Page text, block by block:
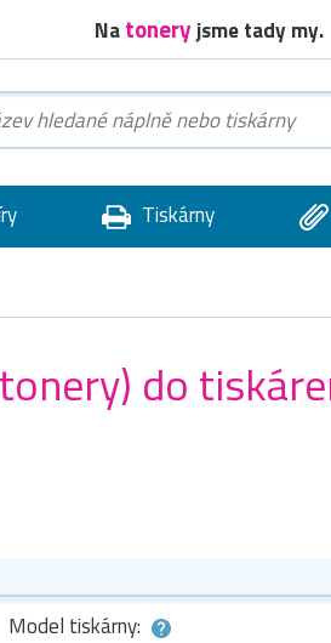
Natoneryjsme tady my.
Tiskárny
do
Model tiskárny: